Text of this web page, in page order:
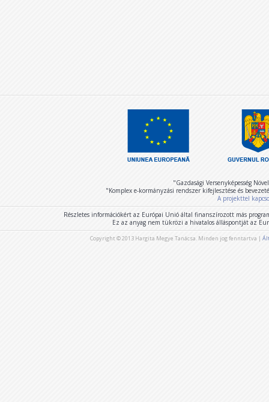
"Gazdasági Versenyképesség
"Komplex e-kormányzási rendszer kifejlesztése és
A projekttel
Részletes információkért az Európai Unió által finanszírozott más
Ez az anyag nem tükrözi a hivatalos álláspontját az
Copyright © 2013 Hargita Megye Tanácsa. Minden jog fenntartva |